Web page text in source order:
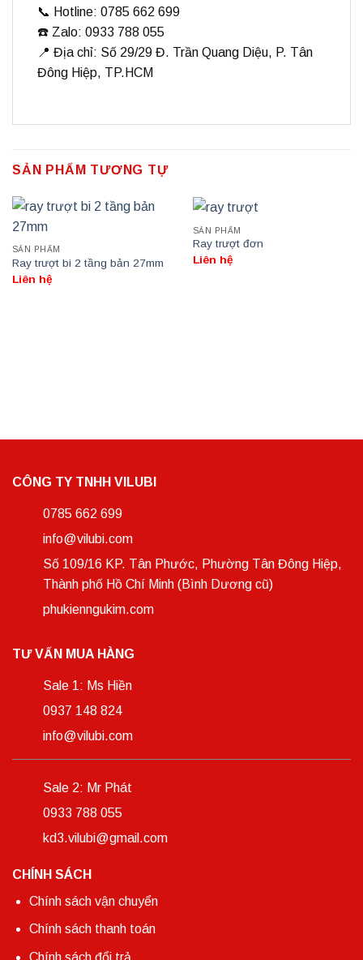
📞 Hotline: 0785 662 699
☎️ Zalo: 0933 788 055
📍 Địa chỉ: Số 29/29 Đ. Trần Quang Diệu, P. Tân
Đông Hiệp, TP.HCM
SẢN PHẨM TƯƠNG TỰ
SẢN PHẨM
Ray trượt bi 2 tầng bản 27mm
Liên hệ
SẢN PHẨM
Ray trượt đơn
Liên hệ
CÔNG TY TNHH VILUBI
0785 662 699
info@vilubi.com
Số 109/16 KP. Tân Phước, Phường Tân Đông Hiệp,
Thành phố Hồ Chí Minh (Bình Dương cũ)
phukienngukim.com
TƯ VẤN MUA HÀNG
Sale 1: Ms Hiền
0937 148 824
info@vilubi.com
Sale 2: Mr Phát
0933 788 055
kd3.vilubi@gmail.com
CHÍNH SÁCH
Chính sách vận chuyển
Chính sách thanh toán
Chính sách đổi trả